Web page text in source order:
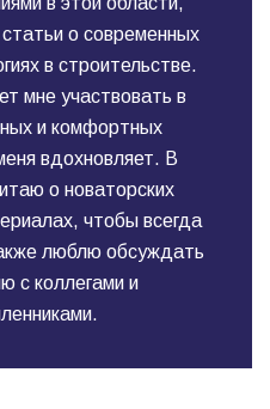
о современных
в строительстве.
мне участвовать в
и комфортных
вдохновляет. В
о новаторских
чтобы всегда
люблю обсуждать
с коллегами и